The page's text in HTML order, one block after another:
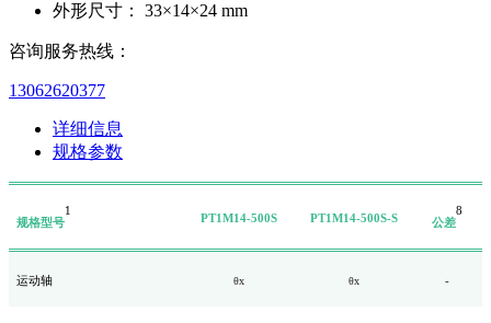
外形尺寸：
33×14×24 mm
咨询服务热线：
13062620377
详细信息
规格参数
规格型号
1
PT1M14-500S PT1M14-500S-S 公差
8
运动轴 θx θx -